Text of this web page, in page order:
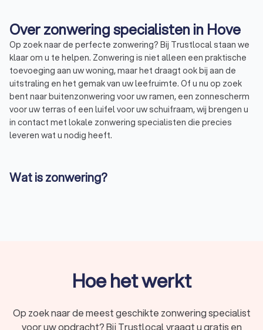
Over zonwering specialisten in Hove
Op zoek naar de perfecte zonwering? Bij Trustlocal staan we
klaar om u te helpen. Zonwering is niet alleen een praktische
toevoeging aan uw woning, maar het draagt ook bij aan de
uitstraling en het gemak van uw leefruimte. Of u nu op zoek
bent naar buitenzonwering voor uw ramen, een zonnescherm
voor uw terras of een luifel voor uw schuifraam, wij brengen u
in contact met lokale zonwering specialisten die precies
leveren wat u nodig heeft.
Wat is zonwering?
Het belang van zonwering
Zonwering speelt een belangrijke rol in het creëren van een
Hoe het werkt
Op zoek naar de meest geschikte zonwering specialist
voor uw opdracht? Bij Trustlocal vraagt u gratis en